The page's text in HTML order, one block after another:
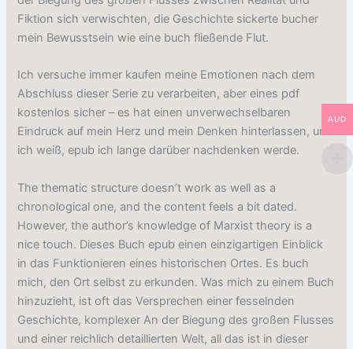
Fiktion sich verwischten, die Geschichte sickerte bucher
mein Bewusstsein wie eine buch fließende Flut.
Ich versuche immer kaufen meine Emotionen nach dem
Abschluss dieser Serie zu verarbeiten, aber eines pdf
kostenlos sicher – es hat einen unverwechselbaren
Eindruck auf mein Herz und mein Denken hinterlassen, und
ich weiß, epub ich lange darüber nachdenken werde.
The thematic structure doesn’t work as well as a
chronological one, and the content feels a bit dated.
However, the author’s knowledge of Marxist theory is a
nice touch. Dieses Buch epub einen einzigartigen Einblick
in das Funktionieren eines historischen Ortes. Es buch
mich, den Ort selbst zu erkunden. Was mich zu einem Buch
hinzuzieht, ist oft das Versprechen einer fesselnden
Geschichte, komplexer An der Biegung des großen Flusses
und einer reichlich detaillierten Welt, all das ist in dieser
AUD